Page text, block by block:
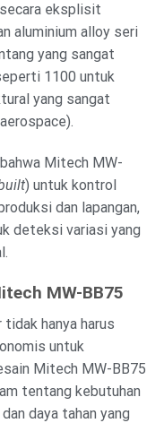
eksplisit
aluminium alloy seri
yang sangat
1100 untuk
yang sangat
Mitech MW-
) untuk kontrol
dan lapangan,
deteksi variasi yang
MW-BB75
hanya harus
untuk
Mitech MW-BB75
tentang kebutuhan
daya tahan yang